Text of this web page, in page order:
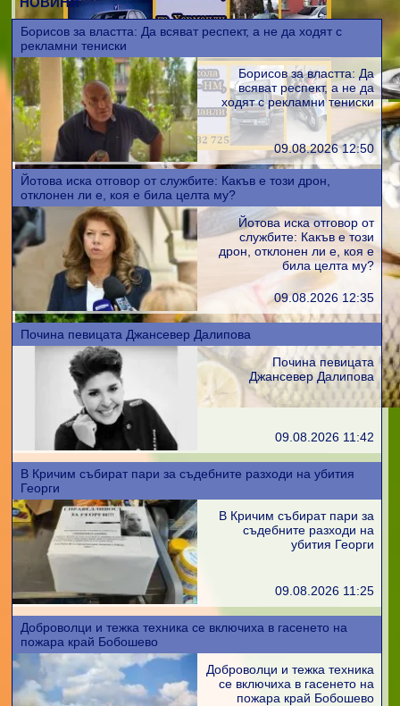
Борисов за властта: Да всяват респект, а не да ходят с
рекламни тениски
Борисов за властта: Да
всяват респект, а не да
ходят с рекламни тениски
09.08.2026 12:50
Йотова иска отговор от службите: Какъв е този дрон,
отклонен ли е, коя е била целта му?
Йотова иска отговор от
службите: Какъв е този
дрон, отклонен ли е, коя е
била целта му?
09.08.2026 12:35
Почина певицата Джансевер Далипова
Почина певицата
Джансевер Далипова
09.08.2026 11:42
В Кричим събират пари за съдебните разходи на убития
Георги
В Кричим събират пари за
съдебните разходи на
убития Георги
09.08.2026 11:25
Доброволци и тежка техника се включиха в гасенето на
пожара край Бобошево
Доброволци и тежка техника
се включиха в гасенето на
пожара край Бобошево